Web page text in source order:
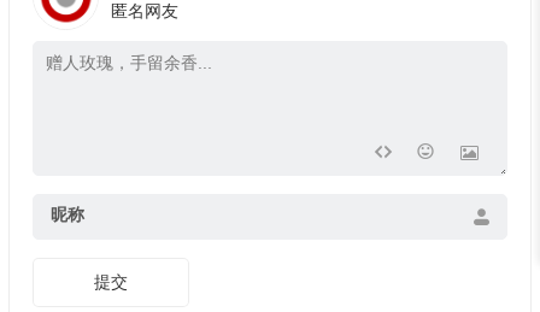
匿名网友
昵称
提交